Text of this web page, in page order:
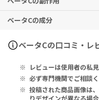
ではありません。1日の摂取
ください。
ベータCの成分
Active Ingredients:
Chitosan 150mg, L-
tract 60mg, Garcinia
omium Amino Acid
mg.
ベータCの口コミ・レ
レビューは使用者の私見
必ず専門機関でご相談く
投稿された商品画像は
りデザインが異なる場合